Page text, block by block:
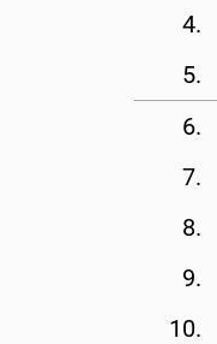
4.
5.
6.
7.
8.
9.
10.